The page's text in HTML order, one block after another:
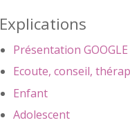
Explications
Présentation GOOGLE
Ecoute, conseil,
Enfant
Adolescent